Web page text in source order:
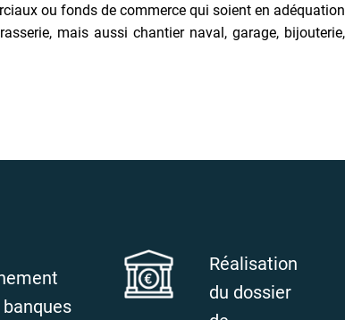
ou fonds de commerce qui soient en adéquation
mais aussi chantier naval, garage, bijouterie,
Réalisation
du dossier